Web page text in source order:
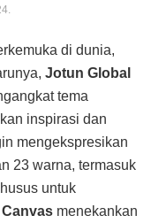
di dunia,
Jotun Global
tema
inspirasi dan
mengekspresikan
23 warna, termasuk
untuk
Canvas menekankan